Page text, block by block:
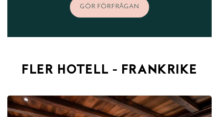
GÖR FÖRFRÅGAN
FLER HOTELL - FRANKRIKE